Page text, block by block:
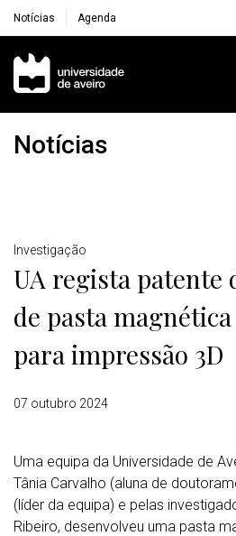
Notícias Agenda
Navegação Principal
Notícias
Detalhes
Investigação
UA regista patente
de pasta
para impressão 3D
07 outubro 2024
Uma equipa da Universidade de
Tânia Carvalho (aluna de
(líder da equipa) e pelas
Ribeiro, desenvolveu uma pasta